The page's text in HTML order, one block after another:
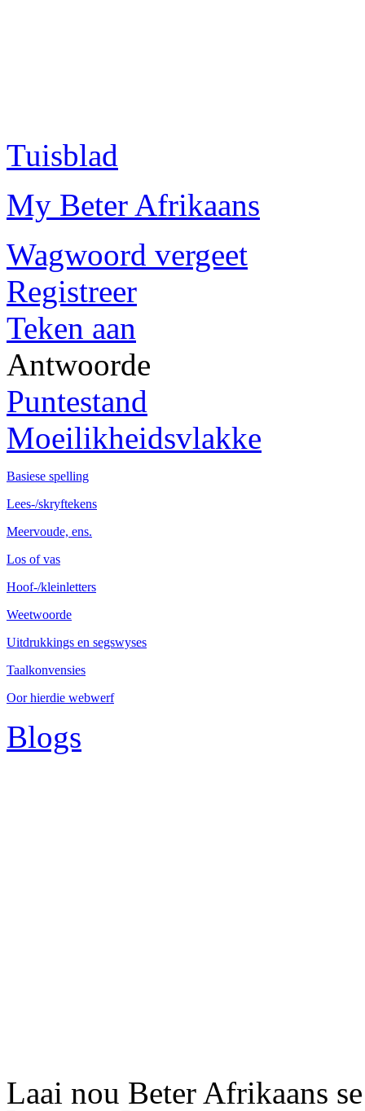
Tuisblad
My Beter Afrikaans
Wagwoord vergeet
Registreer
Teken aan
Antwoorde
Puntestand
Moeilikheidsvlakke
Basiese spelling
Lees-/skryftekens
Meervoude, ens.
Los of vas
Hoof-/kleinletters
Weetwoorde
Uitdrukkings en segswyses
Taalkonvensies
Oor hierdie webwerf
Blogs
Laai nou Beter Afrikaans